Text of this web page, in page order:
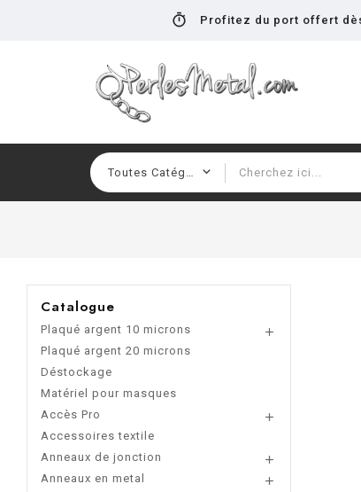
timer Profitez du port offert dès
Catalogue
Plaqué argent 10 microns

Plaqué argent 20 microns
Déstockage
Matériel pour masques
Accès Pro

Accessoires textile
Anneaux de jonction

Anneaux en metal
